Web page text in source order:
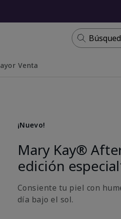
Venta
¡Nuevo!
Mary Kay®
edición
Consiente tu piel con
día bajo el sol.